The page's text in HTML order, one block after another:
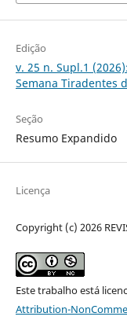
Edição
v. 25 n. Supl.1
Semana Tiradentes
Seção
Resumo Expandido
Licença
Copyright (c) 2026
Este trabalho está
Attribution-